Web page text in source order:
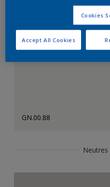
Le
GN.00.88
Cookies
Accept All Cookies